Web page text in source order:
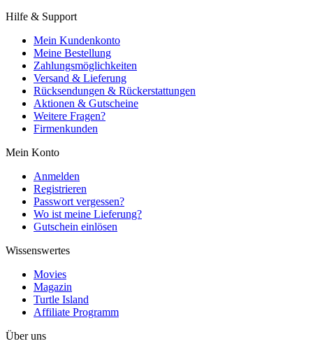
Hilfe & Support
Mein Kundenkonto
Meine Bestellung
Zahlungsmöglichkeiten
Versand & Lieferung
Rücksendungen & Rückerstattungen
Aktionen & Gutscheine
Weitere Fragen?
Firmenkunden
Mein Konto
Anmelden
Registrieren
Passwort vergessen?
Wo ist meine Lieferung?
Gutschein einlösen
Wissenswertes
Movies
Magazin
Turtle Island
Affiliate Programm
Über uns